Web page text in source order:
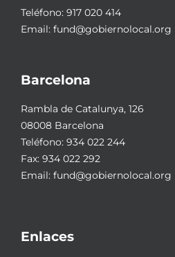
Teléfono: 917 020 414
Email: fund@gobiernolocal.org
Barcelona
Rambla de Catalunya, 126
08008 Barcelona
Teléfono: 934 022 244
Fax: 934 022 292
Email: fund@gobiernolocal.org
Enlaces